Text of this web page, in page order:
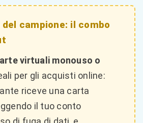
campione: il combo
virtuali monouso o
per gli acquisti online:
riceve una carta
il tuo conto